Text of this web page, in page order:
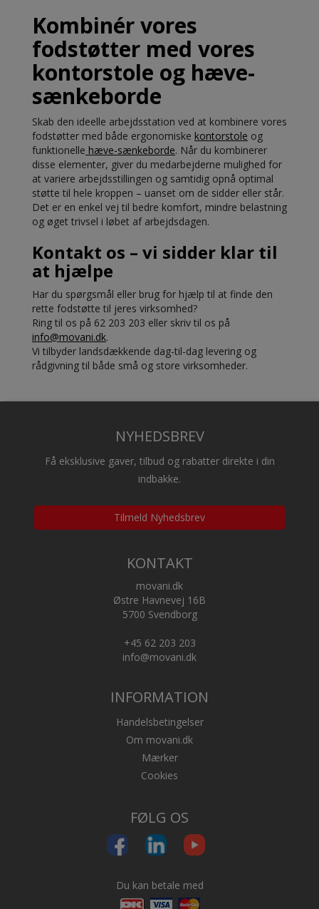
Kombinér vores
fodstøtter med vores
kontorstole og hæve-
sænkeborde
Skab den ideelle arbejdsstation ved at kombinere vores
fodstøtter med både ergonomiske kontorstole og
funktionelle hæve-sænkeborde. Når du kombinerer
disse elementer, giver du medarbejderne mulighed for
at variere arbejdsstillingen og samtidig opnå optimal
støtte til hele kroppen – uanset om de sidder eller står.
Det er en enkel vej til bedre komfort, mindre belastning
og øget trivsel i løbet af arbejdsdagen.
Kontakt os – vi sidder klar til
at hjælpe
Har du spørgsmål eller brug for hjælp til at finde den
rette fodstøtte til jeres virksomhed?
Ring til os på 62 203 203 eller skriv til os på
info@movani.dk.
Vi tilbyder landsdækkende dag-til-dag levering og
rådgivning til både små og store virksomheder.
NYHEDSBREV
Få eksklusive gaver, tilbud og rabatter direkte i din
indbakke.
Tilmeld Nyhedsbrev
KONTAKT
movani.dk
Østre Havnevej 16B
5700 Svendborg
+45 62 203 203
info@movani.dk
INFORMATION
Handelsbetingelser
Om movani.dk
Mærker
Cookies
FØLG OS
Du kan betale med